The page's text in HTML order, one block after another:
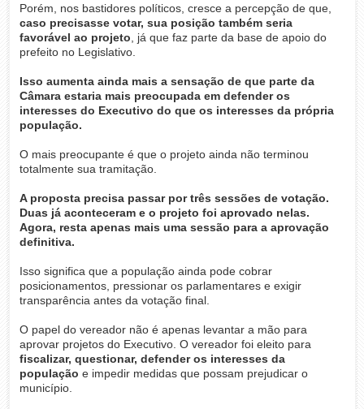
Porém, nos bastidores políticos, cresce a percepção de que,
caso precisasse votar, sua posição também seria
favorável ao projeto , já que faz parte da base de apoio do
prefeito no Legislativo.
Isso aumenta ainda mais a sensação de que parte da
Câmara estaria mais preocupada em defender os
interesses do Executivo do que os interesses da própria
população.
O mais preocupante é que o projeto ainda não terminou
totalmente sua tramitação.
A proposta precisa passar por três sessões de votação.
Duas já aconteceram e o projeto foi aprovado nelas.
Agora, resta apenas mais uma sessão para a aprovação
definitiva.
Isso significa que a população ainda pode cobrar
posicionamentos, pressionar os parlamentares e exigir
transparência antes da votação final.
O papel do vereador não é apenas levantar a mão para
aprovar projetos do Executivo. O vereador foi eleito para
fiscalizar, questionar, defender os interesses da
população e impedir medidas que possam prejudicar o
município.